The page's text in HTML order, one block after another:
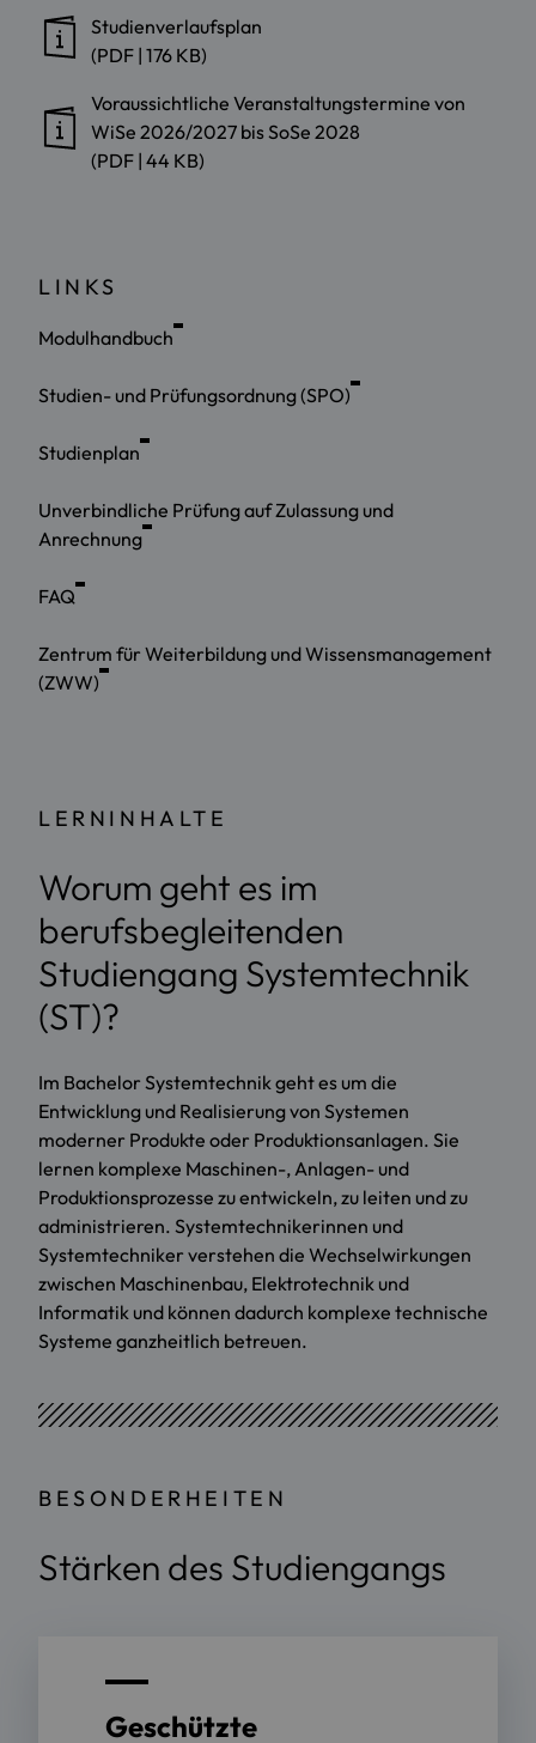
Studienverlaufsplan
(PDF | 176 KB)
Voraussichtliche Veranstaltungstermine von
WiSe 2026/2027 bis SoSe 2028
(PDF | 44 KB)
LINKS
Modulhandbuch
Studien- und Prüfungsordnung (SPO)
Studienplan
Unverbindliche Prüfung auf Zulassung und
Anrechnung
FAQ
Zentrum für Weiterbildung und Wissensmanagement
(ZWW)
LERNINHALTE
Worum geht es im
berufsbegleitenden
Studiengang Systemtechnik
(ST)?
Im Bachelor Systemtechnik geht es um die
Entwicklung und Realisierung von Systemen
moderner Produkte oder Produktionsanlagen. Sie
lernen komplexe Maschinen-, Anlagen- und
Produktionsprozesse zu entwickeln, zu leiten und zu
administrieren. Systemtechnikerinnen und
Systemtechniker verstehen die Wechselwirkungen
zwischen Maschinenbau, Elektrotechnik und
Informatik und können dadurch komplexe technische
Systeme ganzheitlich betreuen.
BESONDERHEITEN
Stärken des Studiengangs
Geschützte